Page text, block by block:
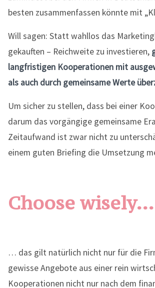
besten zusammenfassen könnte mit
Will sagen: Statt wahllos das
gekauften – Reichweite zu investieren,
langfristigen Kooperationen mit
als auch durch gemeinsame Werte
Um sicher zu stellen, dass bei einer
darum das vorgängige gemeinsame
Zeitaufwand ist zwar nicht zu
einem guten Briefing die Umsetzung
Choose wisely…
… das gilt natürlich nicht nur für die
gewisse Angebote aus einer rein
Kooperationen nicht nur nach dem